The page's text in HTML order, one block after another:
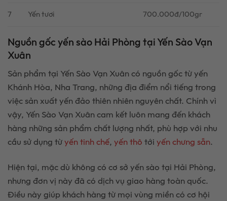
7 Yến tươi 700.000đ/100gr
Nguồn gốc yến sào Hải Phòng tại Yến Sào Vạn
Xuân
Sản phẩm tại Yến Sào Vạn Xuân có nguồn gốc từ yến
Khánh Hòa, Nha Trang, những địa điểm nổi tiếng trong
việc sản xuất yến đảo thiên nhiên nguyên chất. Chính vì
vậy, Yến Sào Vạn Xuân cam kết luôn mang đến khách
hàng những sản phẩm chất lượng nhất, phù hợp với nhu
cầu sử dụng từyến tinh chế, yến thô tới yến chưng sẵn.
Hiện tại, mặc dù không có cơ sở yến sào tại Hải Phòng,
nhưng đơn vị này đã có dịch vụ giao hàng toàn quốc.
Điều này giúp khách hàng từ mọi vùng miền có cơ hội